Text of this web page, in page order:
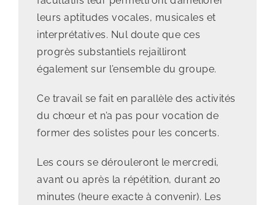
leurs aptitudes vocales, musicales et
interprétatives. Nul doute que ces
progrès substantiels rejailliront
également sur l’ensemble du groupe.
Ce travail se fait en parallèle des activités
du chœur et n’a pas pour vocation de
former des solistes pour les concerts.
Les cours se dérouleront le mercredi,
avant ou après la répétition, durant 20
minutes (heure exacte à convenir). Les